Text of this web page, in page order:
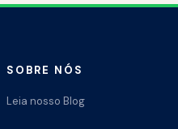
SOBRE NÓS
Leia nosso Blog